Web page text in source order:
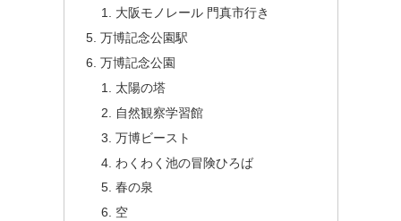
大阪モノレール 門真市行き
万博記念公園駅
万博記念公園
太陽の塔
自然観察学習館
万博ビースト
わくわく池の冒険ひろば
春の泉
空